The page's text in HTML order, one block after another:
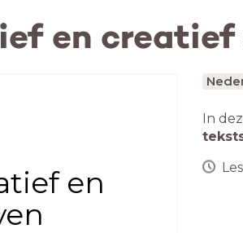
en creatief
en
In